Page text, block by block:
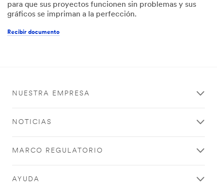
para que sus proyectos funcionen sin problemas y sus
gráficos se impriman a la perfección.
Recibir documento
NUESTRA EMPRESA
NOTICIAS
MARCO REGULATORIO
AYUDA